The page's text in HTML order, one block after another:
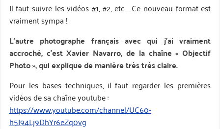
Il faut suivre les vidéos #1, #2, etc…. Ce nouveau format est
vraiment sympa !
L’autre photographe français avec qui j’ai vraiment
accroché, c’est Xavier Navarro, de la chaîne « Objectif
Photo », qui explique de manière très très claire.
Pour les bases techniques, il faut regarder les premières
vidéos de sa chaîne youtube :
https://www.youtube.com/channel/UC60-
h5I94Lj9DhYr6eZq0vg